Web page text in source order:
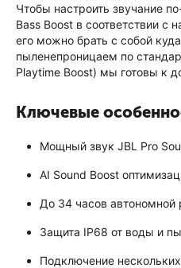
Чтобы настроить звучание
Bass Boost в соответствии
его можно брать с собой
пыленепроницаем по
Playtime Boost) мы готовы к
Ключевые
Мощный звук JBL Pro
AI Sound Boost
До 34 часов автономной
Защита IP68 от воды и
Подключение